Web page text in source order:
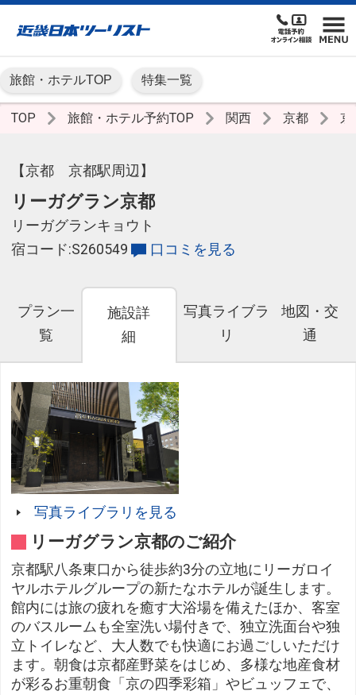
旅館・ホテルTOP 特集一覧
TOP 旅館・ホテル予約TOP 関西 京都 京
【京都 京都駅周辺】
リーガグラン京都
リーガグランキョウト
宿コード:S260549
口コミを見る
プラン一
覧
施設詳
細
写真ライブラ
リ
地図・交
通
写真ライブラリを見る
リーガグラン京都のご紹介
京都駅八条東口から徒歩約3分の立地にリーガロイ
ヤルホテルグループの新たなホテルが誕生します。
館内には旅の疲れを癒す大浴場を備えたほか、客室
のバスルームも全室洗い場付きで、独立洗面台や独
立トイレなど、大人数でも快適にお過ごしいただけ
ます。朝食は京都産野菜をはじめ、多様な地産食材
が彩るお重朝食「京の四季彩箱」やビュッフェで、